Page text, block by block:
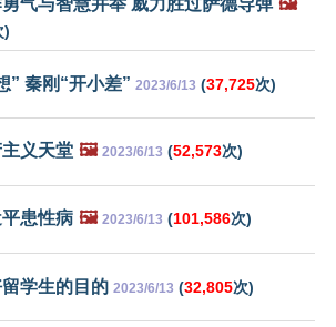
气与智慧并举 威力胜过萨德导弹 🖼️
)
” 秦刚“开小差” 2023/6/13 (37,725次)
义天堂 🖼️ 2023/6/13 (52,573次)
患性病 🖼️ 2023/6/13 (101,586次)
学生的目的 2023/6/13 (32,805次)